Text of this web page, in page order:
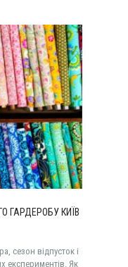
ГАРДЕРОБУ КИЇВ
сезон відпусток і
експериментів. Як